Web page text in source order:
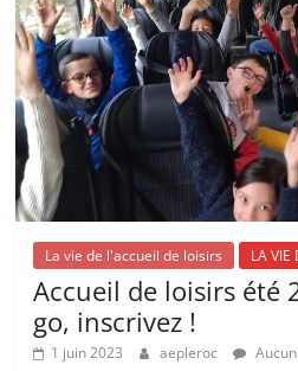
La vie de l'accueil de loisirs LA VIE
Accueil de loisirs été
go, inscrivez !
1 juin 2023 aepleroc